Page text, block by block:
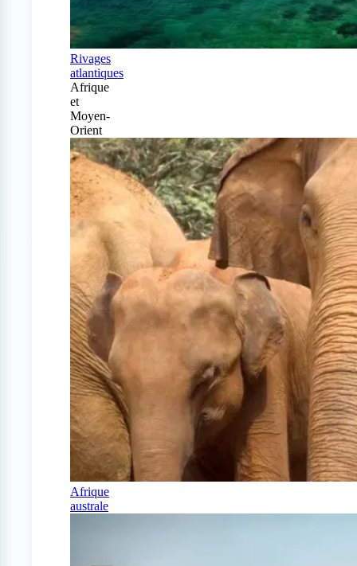
Rivages
atlantiques
Afrique
et
Moyen-
Orient
Afrique
australe